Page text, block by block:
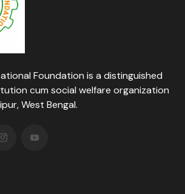
Foundation is a distinguished
cum social welfare organization
West Bengal.